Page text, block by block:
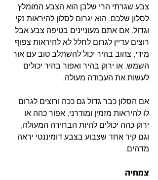
צבע שגרתי הרי שלבן הוא הצבע המומלץ
לסלון שלכם. הוא יגרום לסלון להיראות נקי
וגדול. אם אתם מעוניינים בטיפה צבע אבל
רוצים עדיין לגרום לחלל לא להיראות צפוף
מידי, צהוב בהיר יכול להשתלב טוב עם אור
השמש, או ירוק בהיר ואפור בהיר יכולים
לעשות את העבודה מעולה.
אם הסלון כבר גדול גם ככה ורוצים לגרום
לו להיראות מזמין ומודרני, אפור כהה או
ירוק כהה יכולים להיות הבחירה המעולה,
וגם קיר אחד שצבוע בצבע דומיננטי יראה
מדהים.
צמחיה